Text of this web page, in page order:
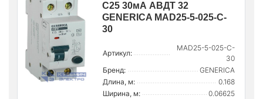
C25 30мА АВДТ 32
GENERICA MAD25-5-025-C-
30
Артикул:
MAD25-5-025-C-
30
Бренд:
GENERICA
Длина, м:
0.168
Ширина, м:
0.06625